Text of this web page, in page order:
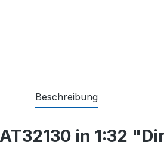
Beschreibung
in 1:32